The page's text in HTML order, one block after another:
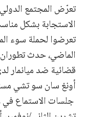
تعرّض المجتمع
الاستجابة بشكل
تعرضوا لحملة سوء
الماضي، حدث تطوران
قضائية ضد ميانمار
أونغ سان سو تشي
جلسات الاستماع في